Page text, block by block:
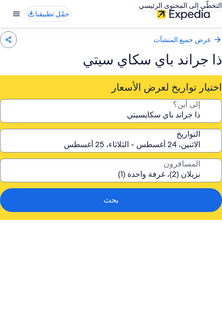
التخطّي إلى المحتوى الرئيسي
حمّل تطبيقنا
عرض جميع المنشآت
ذا جراند باي سكاي سيتي
اختيار تواريخ لعرض الأسعار
إلى أين؟
التواريخ
المسافرون
بحث